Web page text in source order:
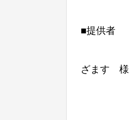
■提供者
ざます 様